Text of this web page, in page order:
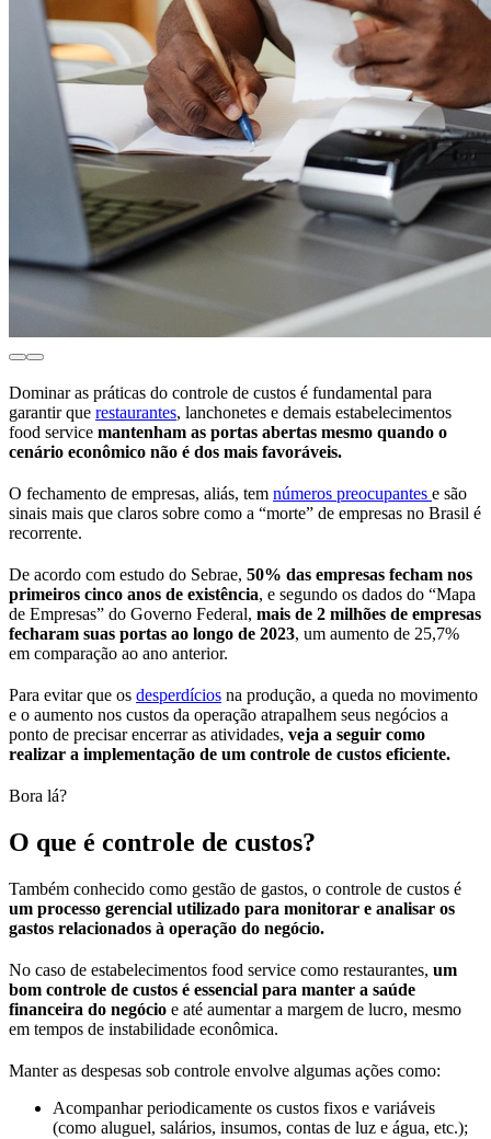
Dominar as práticas do controle de custos é fundamental para
garantir que restaurantes, lanchonetes e demais estabelecimentos
food service mantenham as portas abertas mesmo quando o
cenário econômico não é dos mais favoráveis.
O fechamento de empresas, aliás, tem números preocupantes e são
sinais mais que claros sobre como a “morte” de empresas no Brasil é
recorrente.
De acordo com estudo do Sebrae, 50% das empresas fecham nos
primeiros cinco anos de existência, e segundo os dados do “Mapa
de Empresas” do Governo Federal, mais de 2 milhões de empresas
fecharam suas portas ao longo de 2023, um aumento de 25,7%
em comparação ao ano anterior.
Para evitar que os desperdícios na produção, a queda no movimento
e o aumento nos custos da operação atrapalhem seus negócios a
ponto de precisar encerrar as atividades, veja a seguir como
realizar a implementação de um controle de custos eficiente.
Bora lá?
O que é controle de custos?
Também conhecido como gestão de gastos, o controle de custos é
um processo gerencial utilizado para monitorar e analisar os
gastos relacionados à operação do negócio.
No caso de estabelecimentos food service como restaurantes, um
bom controle de custos é essencial para manter a saúde
financeira do negócio e até aumentar a margem de lucro, mesmo
em tempos de instabilidade econômica.
Manter as despesas sob controle envolve algumas ações como:
Acompanhar periodicamente os custos fixos e variáveis
(como aluguel, salários, insumos, contas de luz e água, etc.);